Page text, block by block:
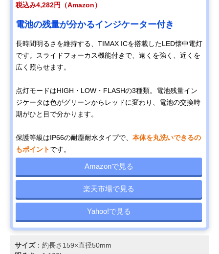
税込み4,282円（Amazon）
電池の残量が分かるインジケーター付き
長時間明るさを維持する、TIMAX ICを搭載したLED懐中電灯
です。スライドフォーカス機能付きで、遠くを強く、近くを
広く照らせます。
点灯モードはHIGH・LOW・FLASHの3種類。電池残量イン
ジケータは色がグリーンからレッドに変わり、電池の交換時
期がひと目で分かります。
保護等級はIP66の耐塵耐水タイプで、 本体を丸洗いできるの
もポイントです。
Amazonで見る
楽天市場で見る
Yahoo!で見る
サイズ：約長さ159×直径50mm